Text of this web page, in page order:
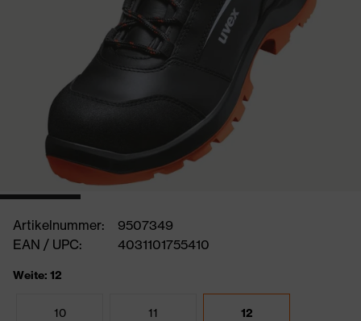
Artikelnummer:
9507349
EAN / UPC:
4031101755410
Weite: 12
10 11 12